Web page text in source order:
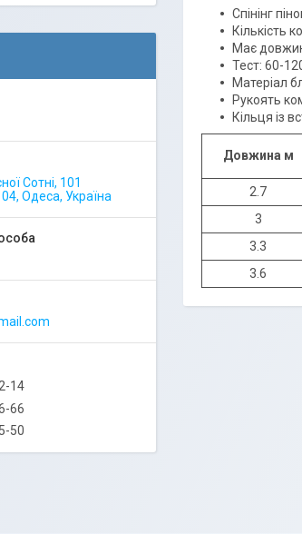
Спінінг
Кількість
Має
Тест: 60-
Матеріал
Рукоять
Кільця із
Довжина м
2.7
3
3.3
3.6
Сотні, 101
Одеса, Україна
14
66
50